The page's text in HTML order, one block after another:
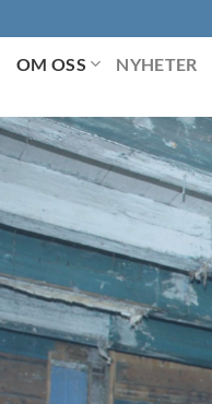
OM OSS NYHETER